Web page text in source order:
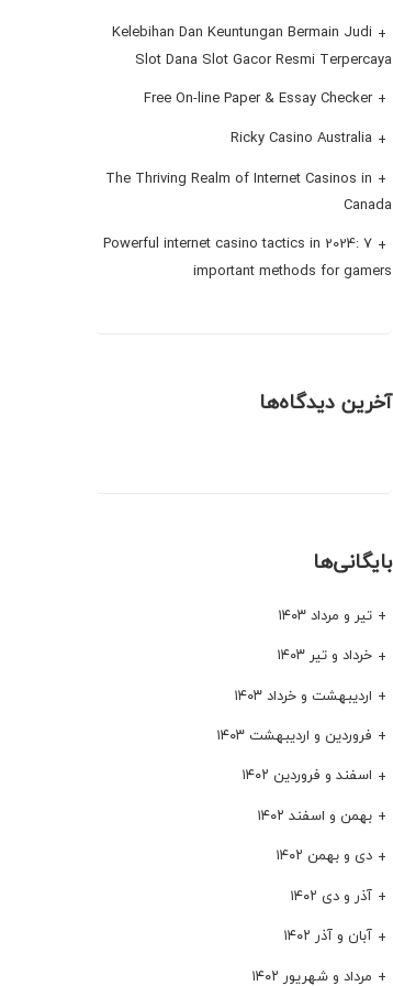
Kelebihan Dan Keuntungan Bermain Judi
Slot Dana Slot Gacor Resmi Terpercaya
Free On-line Paper & Essay Checker
Ricky Casino Australia
The Thriving Realm of Internet Casinos in
Canada
Powerful internet casino tactics in 2024: 7
important methods for gamers
آخرین دیدگاه‌ها
بایگانی‌ها
تیر و مرداد ۱۴۰۳
خرداد و تیر ۱۴۰۳
اردیبهشت و خرداد ۱۴۰۳
فروردین و اردیبهشت ۱۴۰۳
اسفند و فروردین ۱۴۰۲
بهمن و اسفند ۱۴۰۲
دی و بهمن ۱۴۰۲
آذر و دی ۱۴۰۲
آبان و آذر ۱۴۰۲
مرداد و شهریور ۱۴۰۲